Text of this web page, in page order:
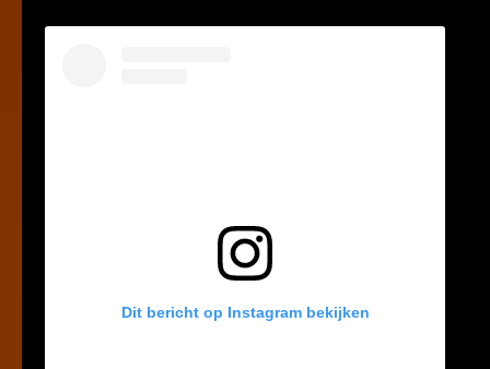
Dit bericht op Instagram bekijken